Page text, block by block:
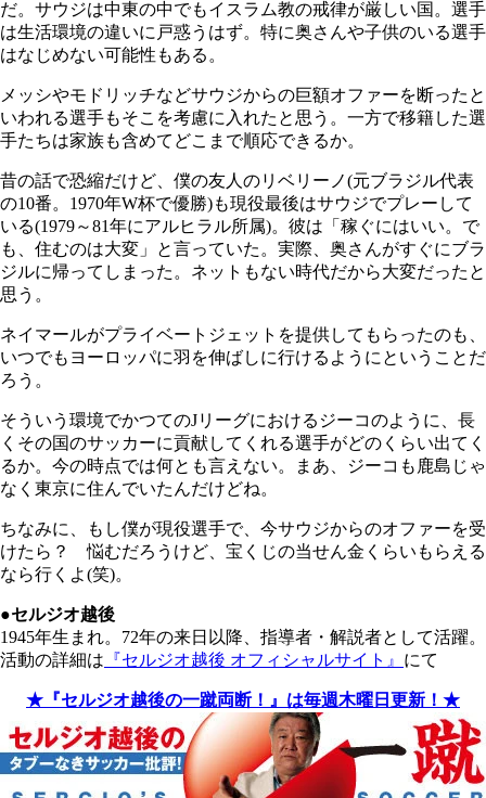
だ。サウジは中東の中でもイスラム教の戒律が厳しい国。選手
は生活環境の違いに戸惑うはず。特に奥さんや子供のいる選手
はなじめない可能性もある。
メッシやモドリッチなどサウジからの巨額オファーを断ったと
いわれる選手もそこを考慮に入れたと思う。一方で移籍した選
手たちは家族も含めてどこまで順応できるか。
昔の話で恐縮だけど、僕の友人のリベリーノ(元ブラジル代表
の10番。1970年W杯で優勝)も現役最後はサウジでプレーして
いる(1979～81年にアルヒラル所属)。彼は「稼ぐにはいい。で
も、住むのは大変」と言っていた。実際、奥さんがすぐにブラ
ジルに帰ってしまった。ネットもない時代だから大変だったと
思う。
ネイマールがプライベートジェットを提供してもらったのも、
いつでもヨーロッパに羽を伸ばしに行けるようにということだ
ろう。
そういう環境でかつてのJリーグにおけるジーコのように、長
くその国のサッカーに貢献してくれる選手がどのくらい出てく
るか。今の時点では何とも言えない。まあ、ジーコも鹿島じゃ
なく東京に住んでいたんだけどね。
ちなみに、もし僕が現役選手で、今サウジからのオファーを受
けたら？ 悩むだろうけど、宝くじの当せん金くらいもらえる
なら行くよ(笑)。
●セルジオ越後
1945年生まれ。72年の来日以降、指導者・解説者として活躍。
活動の詳細は 『セルジオ越後 オフィシャルサイト』 にて
★『セルジオ越後の一蹴両断！』は毎週木曜日更新！★